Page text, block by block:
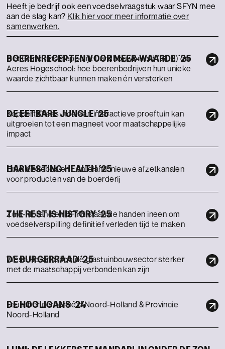
Heeft je bedrijf ook een voedselvraagstuk waar SFYN mee
aan de slag kan? Klik hier voor meer informatie over
samenwerken.
BOERENRECEPTEN VOOR MEER-WAARDE ´25
Het Gemeenschappelijk Landbouwbeleid (GLB) en
Aeres Hogeschool: hoe boerenbedrijven hun unieke
waarde zichtbaar kunnen maken én versterken
DE EETBARE JUNGLE ´25
Koppert Cress: hoe een interactieve proeftuin kan
uitgroeien tot een magneet voor maatschappelijke
impact
HARVESTING HEALTH ´25
Erve Kiekebos en Lenteland: nieuwe afzetkanalen
voor producten van de boerderij
THE REST IS HISTORY ´25
Zuid-Holland en SFYN slaan de handen ineen om
voedselverspilling definitief verleden tijd te maken
DE BURGERRAAD ´25
West-Holland: hoe de glastuinbouwsector sterker
met de maatschappij verbonden kan zijn
DE HOOLIGANS ´24
Faunabeheereenheid Noord-Holland & Provincie
Noord-Holland